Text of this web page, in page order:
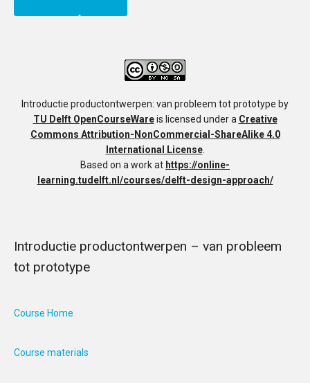
Introductie productontwerpen: van probleem tot prototype by
TU Delft OpenCourseWareis licensed under a Creative
Commons Attribution-NonCommercial-ShareAlike 4.0
International License.
Based on a work at https://online-
learning.tudelft.nl/courses/delft-design-approach/
Introductie productontwerpen – van probleem
tot prototype
Course Home
Course materials